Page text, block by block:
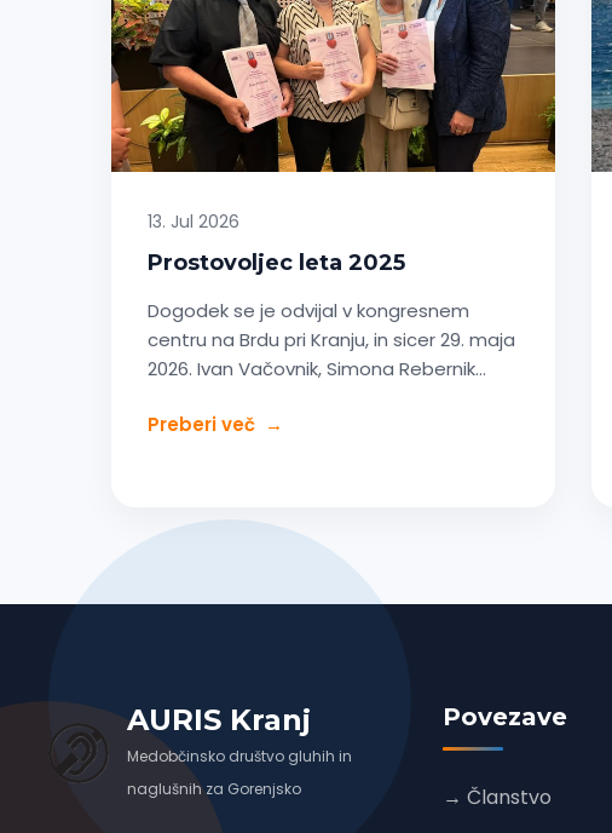
13. Jul 2026
Prostovoljec leta 2025
Dogodek se je odvijal v kongresnem
centru na Brdu pri Kranju, in sicer 29. maja
2026. Ivan Vačovnik, Simona Rebernik…
Preberi več →
AURIS Kranj
Medobčinsko društvo gluhih in
naglušnih za Gorenjsko
Povezave
→ Članstvo